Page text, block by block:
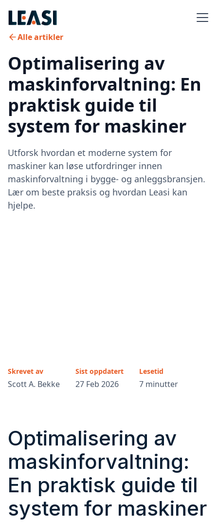
Alle artikler
Optimalisering av
maskinforvaltning: En
praktisk guide til
system for maskiner
Utforsk hvordan et moderne system for
maskiner kan løse utfordringer innen
maskinforvaltning i bygge- og anleggsbransjen.
Lær om beste praksis og hvordan Leasi kan
hjelpe.
Skrevet av
Scott A. Bekke
Sist oppdatert
27 Feb 2026
Lesetid
7 minutter
Optimalisering av
maskinforvaltning:
En praktisk guide til
system for maskiner